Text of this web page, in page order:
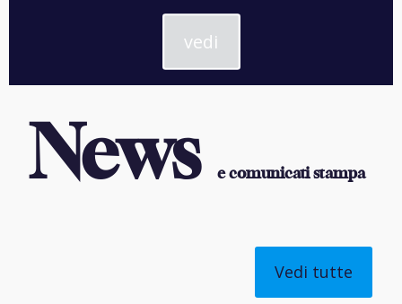
vedi
News e comunicati stampa
Vedi tutte